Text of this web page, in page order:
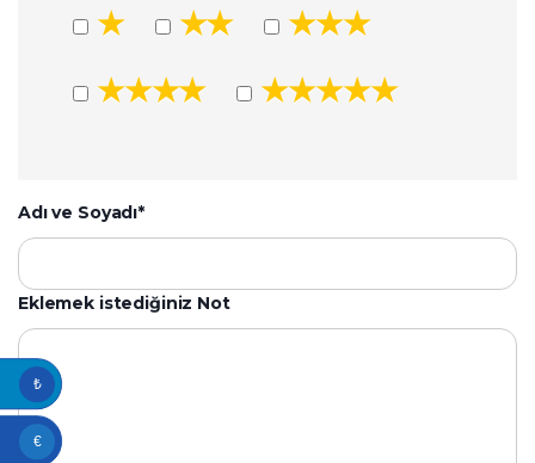
★ ★★
★★★
★★★★
★★★★★
Adı ve Soyadı*
Eklemek istediğiniz Not
₺
€